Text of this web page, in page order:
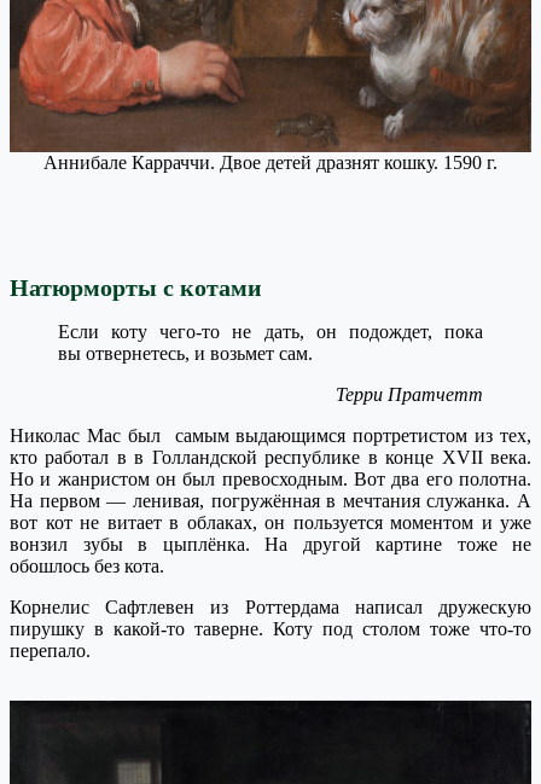
Аннибале Карраччи. Двое детей дразнят кошку. 1590 г.
Натюрморты с котами
Если коту чего-то не дать, он подождет, пока
вы отвернетесь, и возьмет сам.
Терри Пратчетт
Николас Мас был самым выдающимся портретистом из тех,
кто работал в в Голландской республике в конце XVII века.
Но и жанристом он был превосходным. Вот два его полотна.
На первом — ленивая, погружённая в мечтания служанка. А
вот кот не витает в облаках, он пользуется моментом и уже
вонзил зубы в цыплёнка. На другой картине тоже не
обошлось без кота.
Корнелис Сафтлевен из Роттердама написал дружескую
пирушку в какой-то таверне. Коту под столом тоже что-то
перепало.